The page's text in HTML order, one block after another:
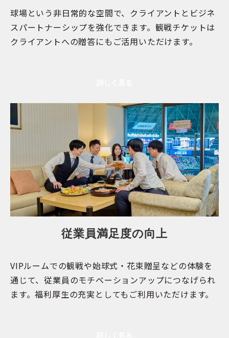
球場という非日常的な空間で、クライアントとビジネ
スパートナーシップを強化できます。観戦チケットは
クライアントへの贈答にもご活用いただけます。
従業員満足度の向上
VIPルームでの観戦や始球式・花束贈呈などの体験を
通じて、従業員のモチベーションアップにつなげられ
ます。福利厚生の充実としてもご利用いただけます。